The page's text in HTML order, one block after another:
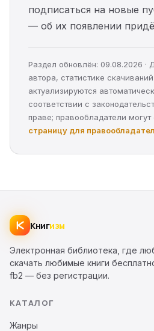
подписаться на новые
— об их появлении
Раздел обновлён: 09.08.2026 ·
автора, статистике
актуализируются
соответствии с
праве; правообладатели могут
страницу для
Книгизм
Электронная библиотека, где
скачать любимые книги
fb2 — без регистрации.
КАТАЛОГ
Жанры